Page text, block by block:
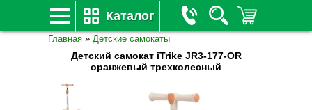
Каталог
Главная » Детские самокаты
Детский самокат iTrike JR3-177-OR
оранжевый трехколесный